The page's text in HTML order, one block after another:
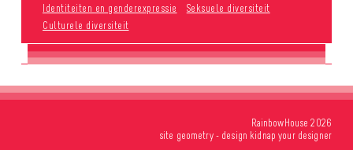
Identiteiten en genderexpressie
Seksuele diversiteit
Culturele diversiteit
RainbowHouse 2026
site geometry- design kidnap your designer